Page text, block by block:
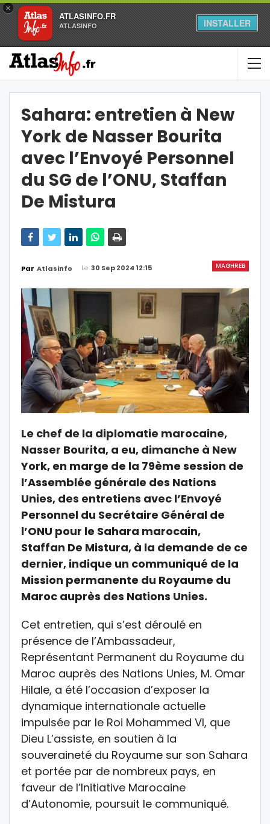
×
ATLASINFO.FR
ATLASINFO INSTALLER
Sahara: entretien à New
York de Nasser Bourita
avec l’Envoyé Personnel
du SG de l’ONU, Staffan
De Mistura
MAGHREB
Par Atlasinfo Le 30 Sep 2024 12:15
Le chef de la diplomatie marocaine,
Nasser Bourita, a eu, dimanche à New
York, en marge de la 79ème session de
l’Assemblée générale des Nations
Unies, des entretiens avec l’Envoyé
Personnel du Secrétaire Général de
l’ONU pour le Sahara marocain,
Staffan De Mistura, à la demande de ce
dernier, indique un communiqué de la
Mission permanente du Royaume du
Maroc auprès des Nations Unies.
Cet entretien, qui s’est déroulé en
présence de l’Ambassadeur,
Représentant Permanent du Royaume du
Maroc auprès des Nations Unies, M. Omar
Hilale, a été l’occasion d’exposer la
dynamique internationale actuelle
impulsée par le Roi Mohammed VI, que
Dieu L’assiste, en soutien à la
souveraineté du Royaume sur son Sahara
et portée par de nombreux pays, en
faveur de l’Initiative Marocaine
d’Autonomie, poursuit le communiqué.